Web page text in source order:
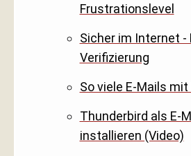
Frustrationslevel
Sicher im Internet -
Verifizierung
So viele E-Mails
Thunderbird als E-
installieren (Video)